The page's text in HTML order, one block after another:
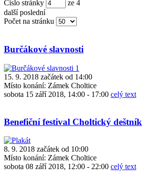
Číslo stránky
ze 4
další poslední
Počet na stránku
Burčákové slavnosti
15. 9. 2018 začátek od 14:00
Místo konání: Zámek Choltice
sobota 15 září 2018, 14:00 - 17:00 celý text
Benefiční festival Choltický deštník
8. 9. 2018 začátek od 10:00
Místo konání: Zámek Choltice
sobota 08 září 2018, 12:00 - 22:00 celý text